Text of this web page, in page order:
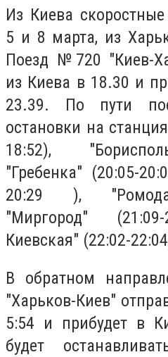
Из Киева
5 и 8 марта, из
Поезд №720 "Киев-
из Киева в 18.30 и
23.39. По пути
остановки на
18:52),
"Гребенка" (20:05-
20:29 ),
"Миргород"
Киевская" (22:02-
В обратном
"Харьков-Киев"
5:54 и прибудет в
будет